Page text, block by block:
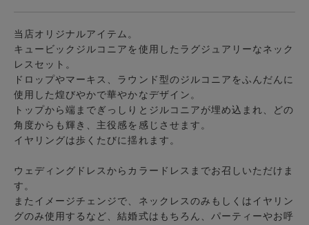
当店オリジナルアイテム。
キュービックジルコニア を使用したラグジュアリーなネック
レスセット 。
ドロップやマーキス、ラウンド型のジルコニアをふんだんに
使用した煌びやかで華やかなデザイン。
トップから端までぎっしりとジルコニアが埋め込まれ、どの
角度からも輝き、主役感を感じさせます。
イヤリングは歩くたびに揺れます。
ウェディングドレスからカラードレスまでお召しいただけま
す。
またイメージチェンジで、ネックレスのみもしくはイヤリン
グのみ使用するなど、結婚式はもちろん、パーティーやお呼